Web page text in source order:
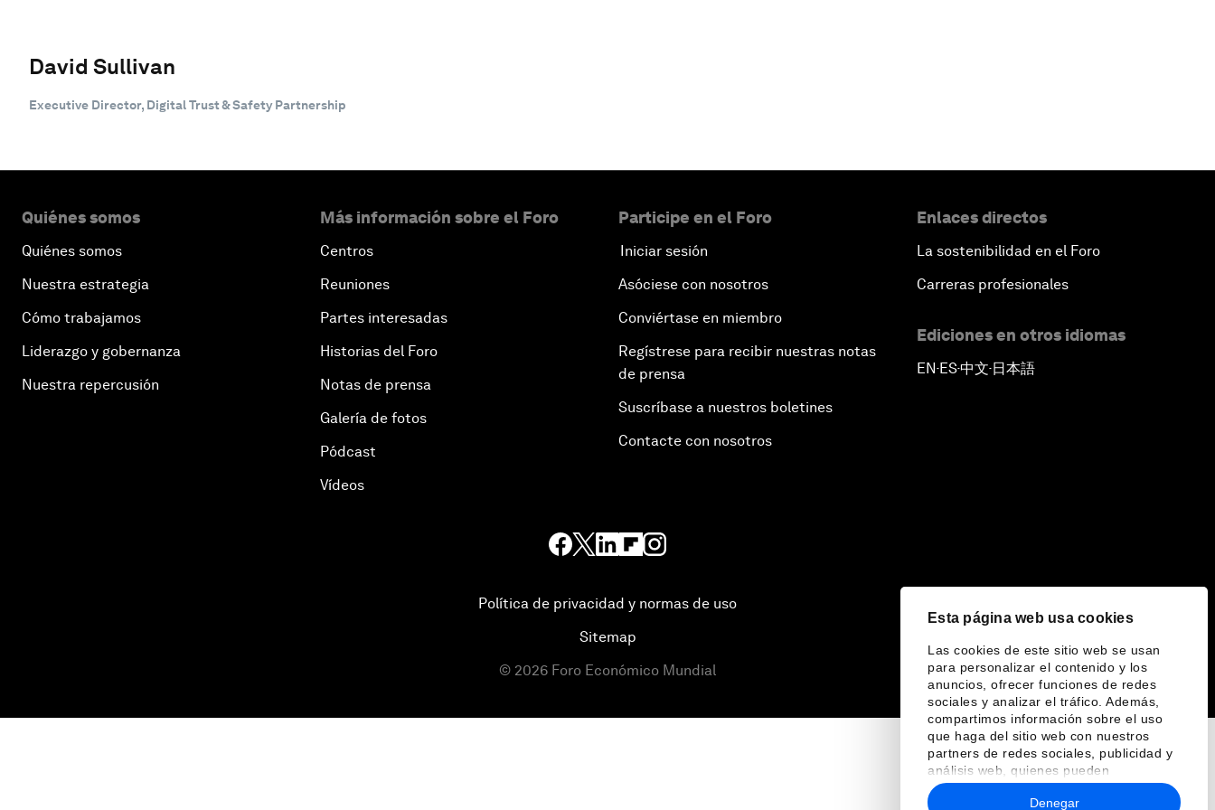
Esta página web usa cookies
Las cookies de este sitio web se usan
para personalizar el contenido y los
anuncios, ofrecer funciones de redes
sociales y analizar el tráfico. Además,
compartimos información sobre el uso
que haga del sitio web con nuestros
partners de redes sociales, publicidad y
análisis web, quienes pueden
combinarla con otra información que les
haya proporcionado o que hayan
Denegar
David Sullivan
Executive Director, Digital Trust & Safety Partnership
Quiénes somos
Quiénes somos
Nuestra estrategia
Cómo trabajamos
Liderazgo y gobernanza
Nuestra repercusión
Más información sobre el Foro
Centros
Reuniones
Partes interesadas
Historias del Foro
Notas de prensa
Galería de fotos
Pódcast
Vídeos
Participe en el Foro
Iniciar sesión
Asóciese con nosotros
Conviértase en miembro
Regístrese para recibir nuestras notas
de prensa
Suscríbase a nuestros boletines
Contacte con nosotros
Enlaces directos
La sostenibilidad en el Foro
Carreras profesionales
Ediciones en otros idiomas
EN▪ES▪中文▪ 日本語
Política de privacidad y normas de uso
Sitemap
© 2026 Foro Económico Mundial